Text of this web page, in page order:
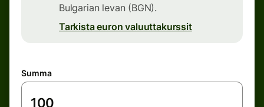
Bulgarian levan (BGN).
Tarkista euron valuuttakurssit
Summa